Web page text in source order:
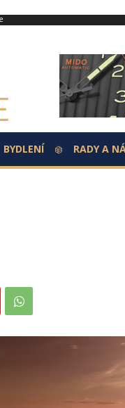
BYDLENÍ RADY A